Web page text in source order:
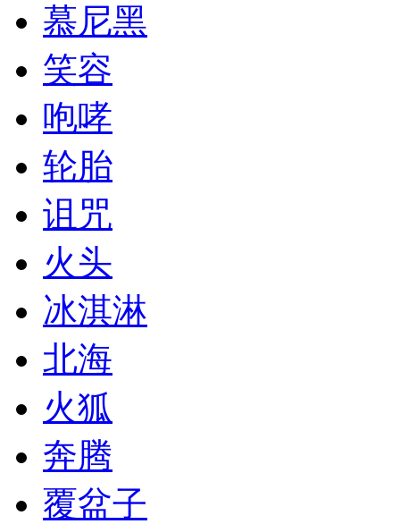
慕尼黑
笑容
咆哮
轮胎
诅咒
火头
冰淇淋
北海
火狐
奔腾
覆盆子